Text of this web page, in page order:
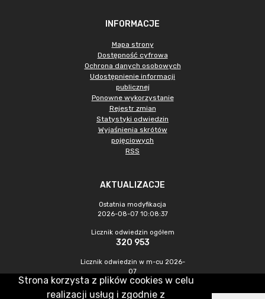
INFORMACJE
Mapa strony
Dostępność cyfrowa
Ochrona danych osobowych
Udostępnienie informacji
publicznej
Ponowne wykorzystanie
Rejestr zmian
Statystyki odwiedzin
Wyjaśnienia skrótów
pojęciowych
RSS
AKTUALIZACJE
Ostatnia modyfikacja
2026-08-07 10:08:37
Licznik odwiedzin ogółem
320 953
Licznik odwiedzin w m-cu 2026-
07
1 012
Strona korzysta z plików cookies w celu
realizacji usług i zgodnie z